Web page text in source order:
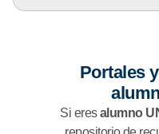
Portales
Si eresalumno